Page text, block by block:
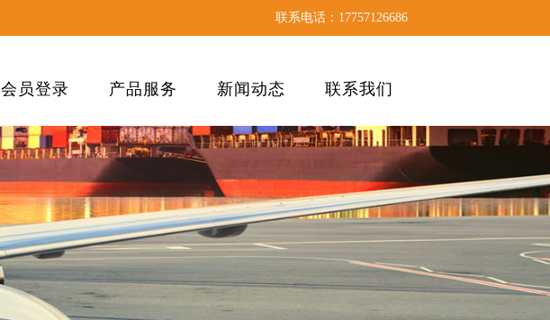
联系电话：17757126686
会员登录 产品服务 新闻动态 联系我们